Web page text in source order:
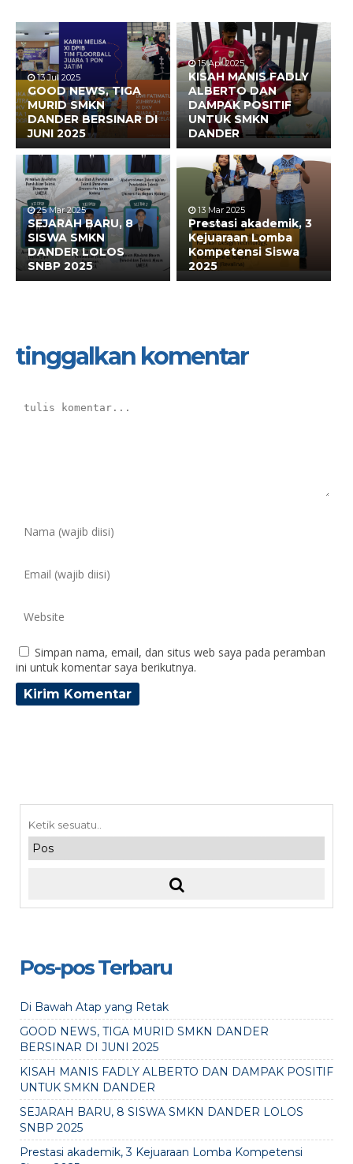
13 Jul 2025
GOOD NEWS, TIGA
MURID SMKN
DANDER BERSINAR DI
JUNI 2025
15 Apr 2025
KISAH MANIS FADLY
ALBERTO DAN
DAMPAK POSITIF
UNTUK SMKN
DANDER
25 Mar 2025
SEJARAH BARU, 8
SISWA SMKN
DANDER LOLOS
SNBP 2025
13 Mar 2025
Prestasi akademik, 3
Kejuaraan Lomba
Kompetensi Siswa
2025
tinggalkan komentar
Simpan nama, email, dan situs web saya pada peramban
ini untuk komentar saya berikutnya.
Pos-pos Terbaru
Di Bawah Atap yang Retak
GOOD NEWS, TIGA MURID SMKN DANDER
BERSINAR DI JUNI 2025
KISAH MANIS FADLY ALBERTO DAN DAMPAK POSITIF
UNTUK SMKN DANDER
SEJARAH BARU, 8 SISWA SMKN DANDER LOLOS
SNBP 2025
Prestasi akademik, 3 Kejuaraan Lomba Kompetensi